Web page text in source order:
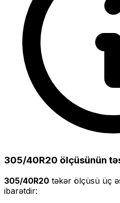
305/40R20 ölçüsünün
305/40R20 təkər ölçüsü üç
ibarətdir: